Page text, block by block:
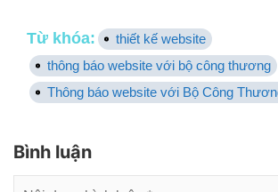
Từ khóa:
thiết kế website
thông báo website với bộ công thương
Thông báo website với Bộ Công
Bình luận